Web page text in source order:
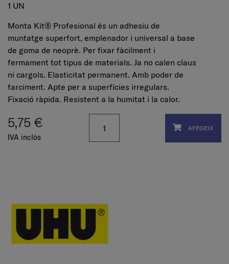
1 UN
Monta Kit® Profesional és un adhesiu de
muntatge superfort, emplenador i universal a base
de goma de neoprè. Per fixar fàcilment i
fermament tot tipus de materials. Ja no calen claus
ni cargols. Elasticitat permanent. Amb poder de
farciment. Apte per a superfícies irregulars.
Fixació ràpida. Resistent a la humitat i la calor.
5,75 €
IVA inclòs
AFEGEIX